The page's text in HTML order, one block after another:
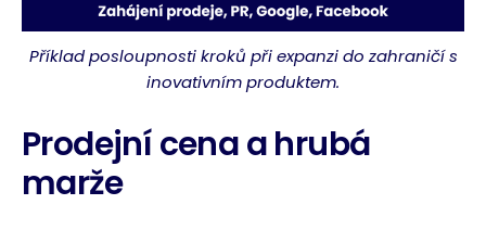
Příklad posloupnosti kroků při expanzi do zahraničí s
inovativním produktem.
Prodejní cena a hrubá
marže